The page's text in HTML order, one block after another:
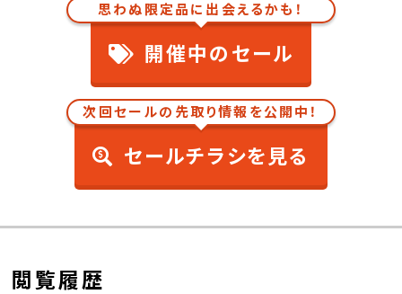
思わぬ限定品に出会えるかも！
開催中のセール
次回セールの先取り情報を公開中！
セールチラシを見る
閲覧履歴